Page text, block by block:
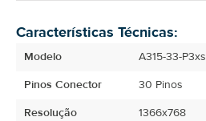
Características Técnicas:
Modelo
A315-33-P3xs
Pinos Conector
30 Pinos
Resolução
1366x768